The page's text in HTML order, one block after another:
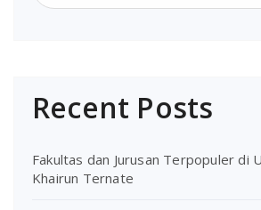
Recent Posts
Fakultas dan Jurusan Terpopuler di
Khairun Ternate